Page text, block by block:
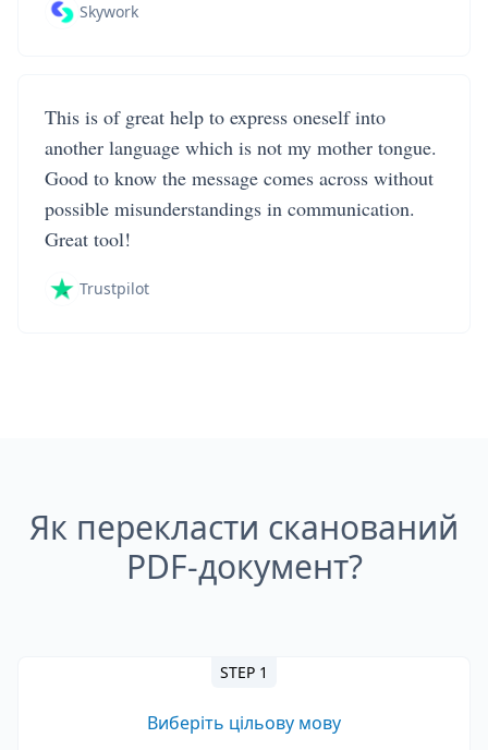
Skywork
This is of great help to express oneself into
another language which is not my mother tongue.
Good to know the message comes across without
possible misunderstandings in communication.
Great tool!
Trustpilot
Як перекласти сканований
PDF-документ?
STEP 1
Виберіть цільову мову